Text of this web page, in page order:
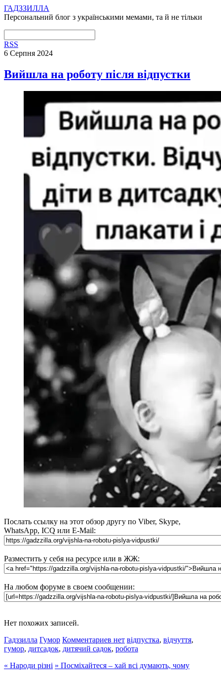
ГАДЗЗИЛЛА
Персональний блог з українськими мемами, та й не тільки
RSS
6 Серпня 2024
Вийшла на роботу після відпустки
Послать ссылку на этот обзор другу по Viber, Skype,
WhatsApp, ICQ или E-Mail:
Разместить у себя на ресурсе или в ЖЖ:
На любом форуме в своем сообщении:
Нет похожих записей.
Гадззилла Гумор Комментариев нет відпустка, відчуття,
гумор, дитсадок, дитячий садок, робота
« Народи різні » Посміхайтеся – хай всі думають, чому